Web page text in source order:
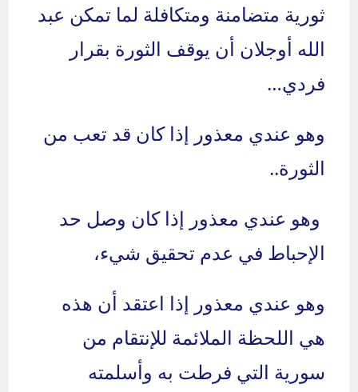
ثورية متضامنة ومتكافلة لما تمكن عبد
الله أوجلان أن يوقف الثورة بقرار
فردي…
وهو عندي معذور إذا كان قد تعب من
الثورة..
وهو عندي معذور إذا كان وصل حد
الإحباط في عدم تحقيق شيء،
وهو عندي معذور إذا اعتقد أن هذه
هي اللحظة الملائمة للإنتقام من
سورية التي فرطت به وأسلمته